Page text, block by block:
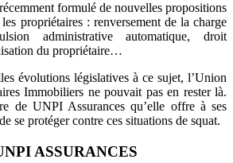
formulé de nouvelles propositions
propriétaires : renversement de la charge
administrative automatique, droit
du propriétaire…
évolutions législatives à ce sujet, l’Union
Immobiliers ne pouvait pas en rester là.
de UNPI Assurances qu’elle offre à ses
se protéger contre ces situations de squat.
ASSURANCES